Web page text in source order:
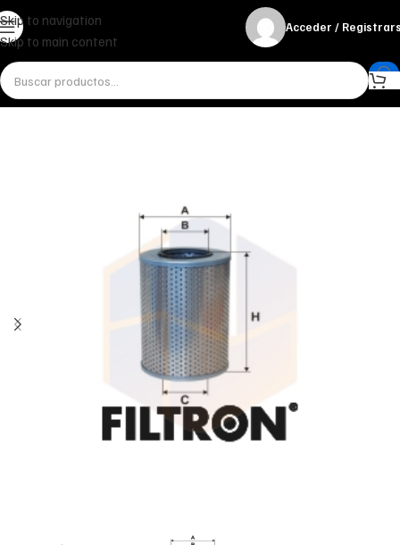
Skip to navigation
Skip to main content
Acceder /
InicioMiscelánea - otrosOtrosFILTRO DE ACEITE OM 691 FILTRON